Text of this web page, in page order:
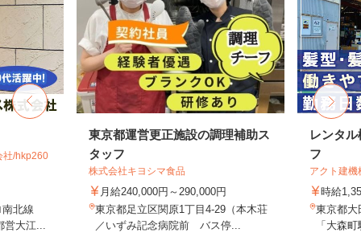
社/hkp260
北線
大江...
東京都運営更正施設の調理補助ス
タッフ
株式会社キヨシマ食品
月給240,000円～290,000円
東京都足立区関原1丁目4-29（本木荘
／いずみ記念病院前 バス停...
レンタ
フ
アクト建機
時給
東京都大
「大森